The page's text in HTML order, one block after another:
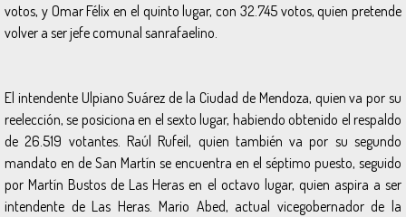
votos, y Omar Félix en el quinto lugar, con 32.745 votos, quien pretende
volver a ser jefe comunal sanrafaelino.
El intendente Ulpiano Suárez de la Ciudad de Mendoza, quien va por su
reelección, se posiciona en el sexto lugar, habiendo obtenido el respaldo
de 26.519 votantes. Raúl Rufeil, quien también va por su segundo
mandato en de San Martín se encuentra en el séptimo puesto, seguido
por Martín Bustos de Las Heras en el octavo lugar, quien aspira a ser
intendente de Las Heras. Mario Abed, actual vicegobernador de la